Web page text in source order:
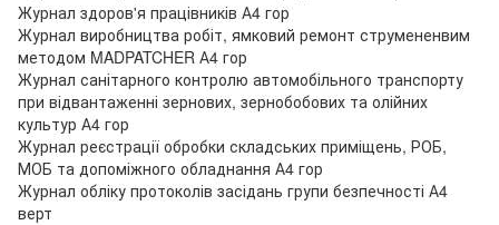
Журнал здоров'я працівників А4 гор
Журнал виробництва робіт, ямковий ремонт струмененвим
методом MADPATCHER А4 гор
Журнал санітарного контролю автомобільного транспорту
при відвантаженні зернових, зернобобових та олійних
культур А4 гор
Журнал реєстрації обробки складських приміщень, РОБ,
МОБ та допоміжного обладнання А4 гор
Журнал обліку протоколів засідань групи безпечності А4
верт